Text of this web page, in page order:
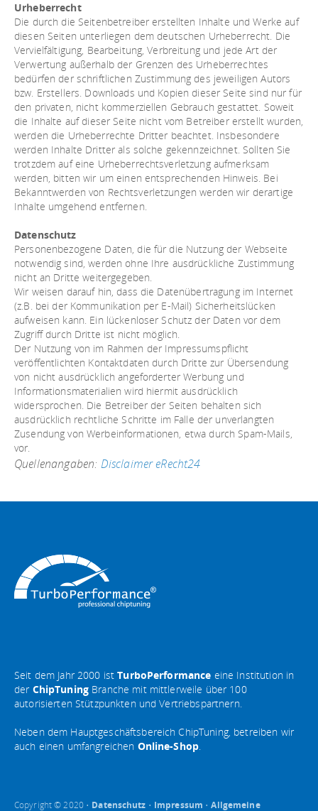
Urheberrecht
Die durch die Seitenbetreiber erstellten Inhalte und Werke auf
diesen Seiten unterliegen dem deutschen Urheberrecht. Die
Vervielfältigung, Bearbeitung, Verbreitung und jede Art der
Verwertung außerhalb der Grenzen des Urheberrechtes
bedürfen der schriftlichen Zustimmung des jeweiligen Autors
bzw. Erstellers. Downloads und Kopien dieser Seite sind nur für
den privaten, nicht kommerziellen Gebrauch gestattet. Soweit
die Inhalte auf dieser Seite nicht vom Betreiber erstellt wurden,
werden die Urheberrechte Dritter beachtet. Insbesondere
werden Inhalte Dritter als solche gekennzeichnet. Sollten Sie
trotzdem auf eine Urheberrechtsverletzung aufmerksam
werden, bitten wir um einen entsprechenden Hinweis. Bei
Bekanntwerden von Rechtsverletzungen werden wir derartige
Inhalte umgehend entfernen.
Datenschutz
Personenbezogene Daten, die für die Nutzung der Webseite
notwendig sind, werden ohne Ihre ausdrückliche Zustimmung
nicht an Dritte weitergegeben.
Wir weisen darauf hin, dass die Datenübertragung im Internet
(z.B. bei der Kommunikation per E-Mail) Sicherheitslücken
aufweisen kann. Ein lückenloser Schutz der Daten vor dem
Zugriff durch Dritte ist nicht möglich.
Der Nutzung von im Rahmen der Impressumspflicht
veröffentlichten Kontaktdaten durch Dritte zur Übersendung
von nicht ausdrücklich angeforderter Werbung und
Informationsmaterialien wird hiermit ausdrücklich
widersprochen. Die Betreiber der Seiten behalten sich
ausdrücklich rechtliche Schritte im Falle der unverlangten
Zusendung von Werbeinformationen, etwa durch Spam-Mails,
vor.
Quellenangaben: Disclaimer eRecht24
Seit dem Jahr 2000 istTurboPerformance eine Institution in
der ChipTuningBranche mit mittlerweile über 100
autorisierten Stützpunkten und Vertriebspartnern.
Neben dem Hauptgeschäftsbereich ChipTuning, betreiben wir
auch einen umfangreichen Online-Shop.
Copyright © 2020 • Datenschutz • Impressum •Allgemeine